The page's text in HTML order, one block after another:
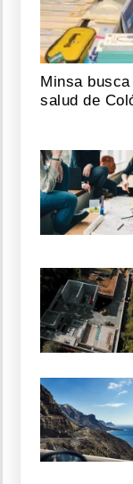
Minsa
salud de